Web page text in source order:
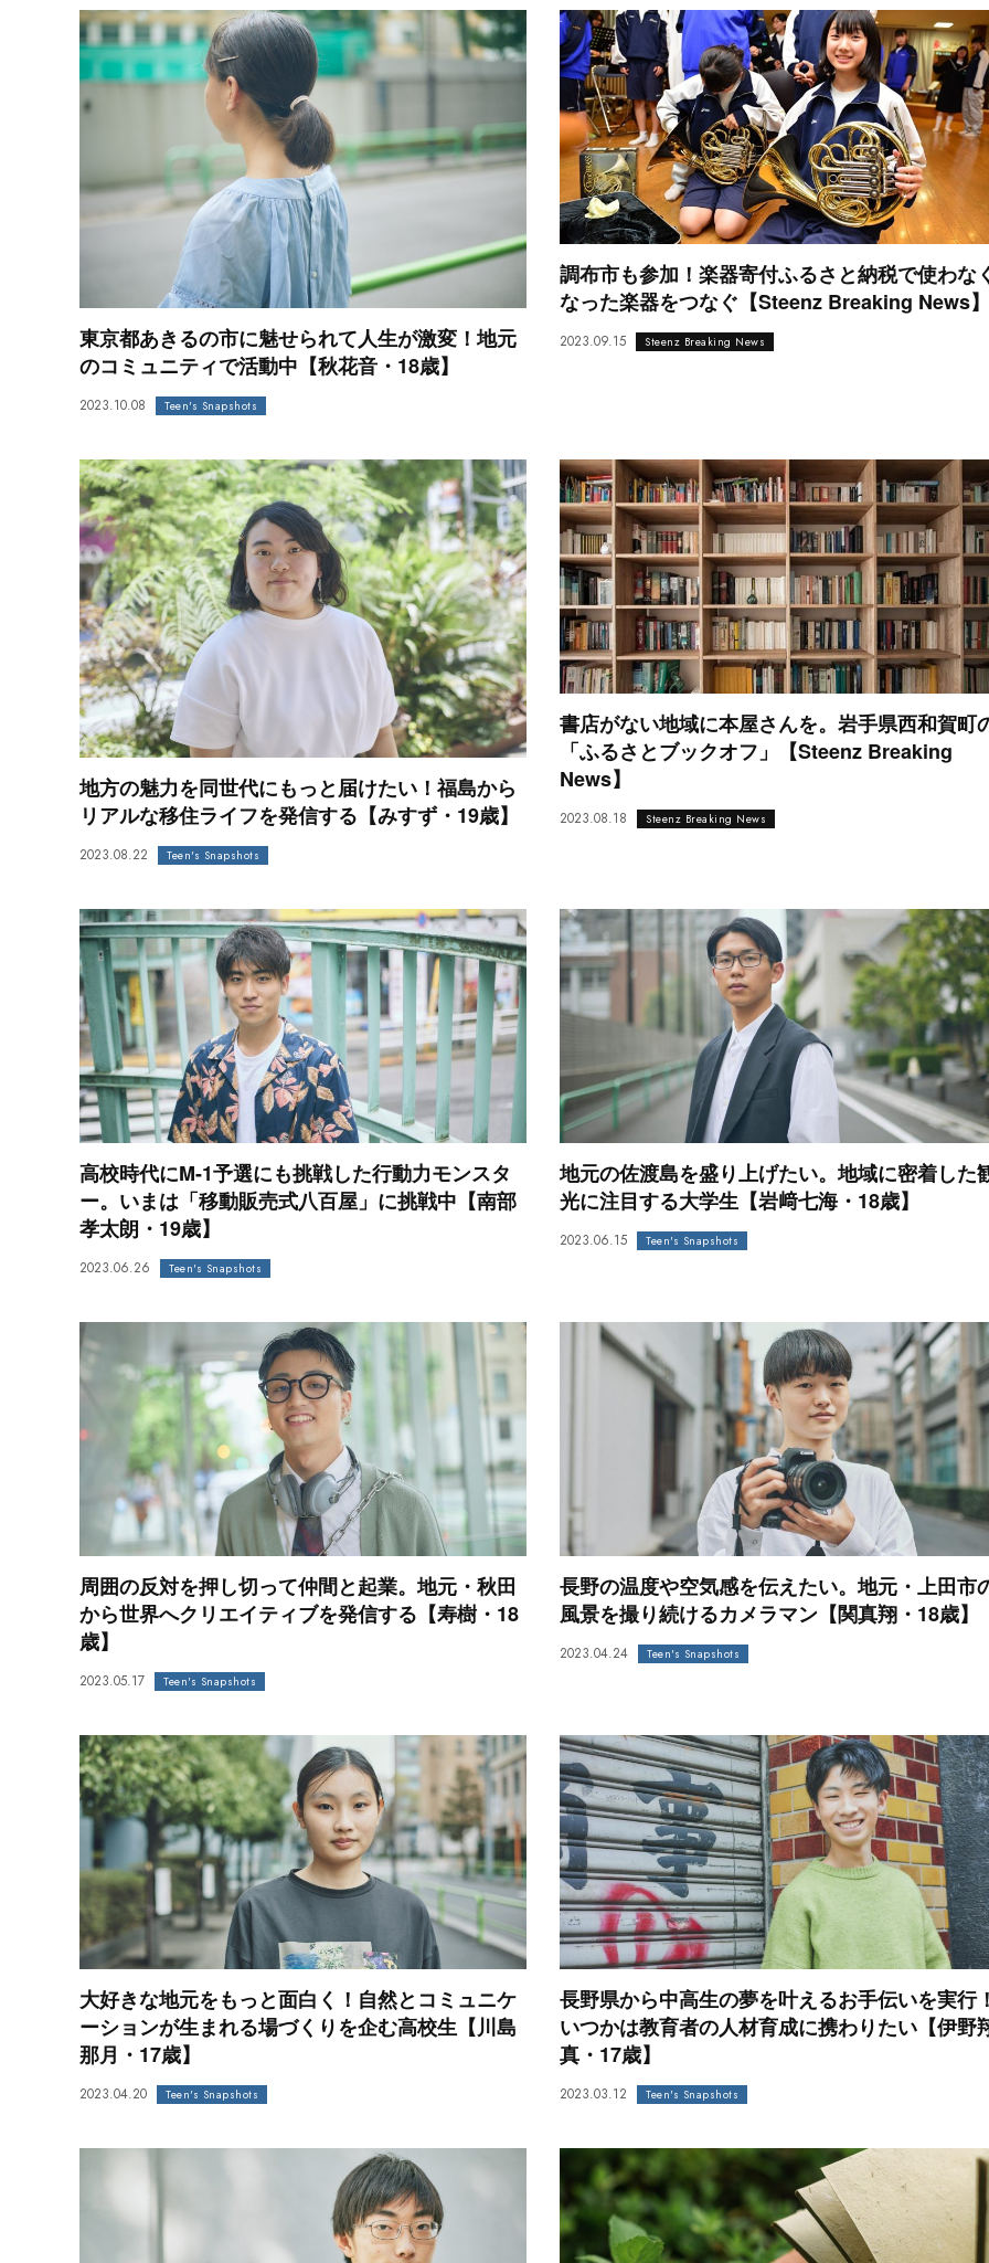
東京都あきるの市に魅せられて人生が激変！地元
のコミュニティで活動中【秋花音・18歳】
2023.10.08 Teen's Snapshots
調布市も参加！楽器寄付ふるさと納税で使わな
なった楽器をつなぐ【Steenz Breaking News】
2023.09.15 Steenz Breaking News
地方の魅力を同世代にもっと届けたい！福島から
リアルな移住ライフを発信する【みすず・19歳】
2023.08.22 Teen's Snapshots
書店がない地域に本屋さんを。岩手県西和賀町
「ふるさとブックオフ」【Steenz Breaking
News】
2023.08.18 Steenz Breaking News
高校時代にM-1予選にも挑戦した行動力モンスタ
ー。いまは「移動販売式八百屋」に挑戦中【南部
孝太朗・19歳】
2023.06.26 Teen's Snapshots
地元の佐渡島を盛り上げたい。地域に密着した
光に注目する大学生【岩﨑七海・18歳】
2023.06.15 Teen's Snapshots
周囲の反対を押し切って仲間と起業。地元・秋田
から世界へクリエイティブを発信する【寿樹・18
歳】
2023.05.17 Teen's Snapshots
長野の温度や空気感を伝えたい。地元・上田市
風景を撮り続けるカメラマン【関真翔・18歳】
2023.04.24 Teen's Snapshots
大好きな地元をもっと面白く！自然とコミュニケ
ーションが生まれる場づくりを企む高校生【川島
那月・17歳】
2023.04.20 Teen's Snapshots
長野県から中高生の夢を叶えるお手伝いを実行
いつかは教育者の人材育成に携わりたい【伊野
真・17歳】
2023.03.12 Teen's Snapshots